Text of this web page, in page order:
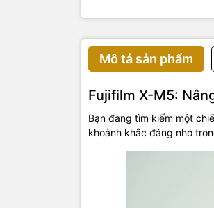
Mô tả sản phẩm
Fujifilm X-M5:
Bạn đang tìm kiếm một
khoảnh khắc đáng nhớ